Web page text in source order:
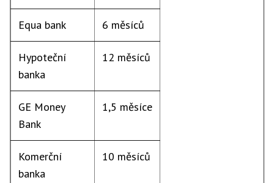
Equa bank 6 měsíců
Hypoteční
banka
12 měsíců
GE Money
Bank
1,5 měsíce
Komerční
banka
10 měsíců